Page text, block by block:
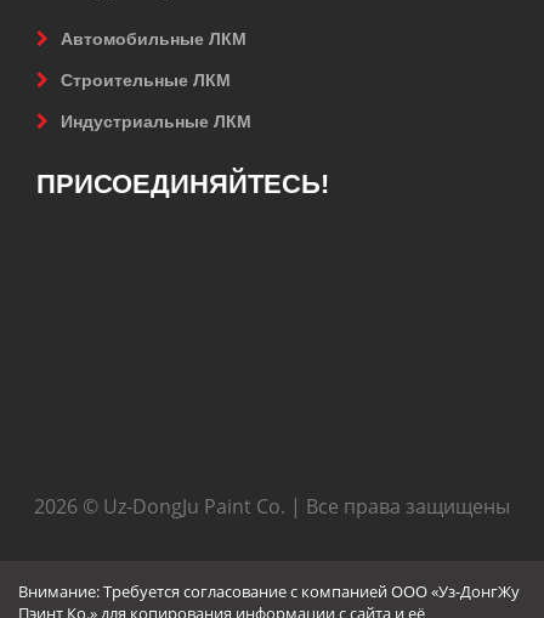
Автомобильные ЛКМ
Строительные ЛКМ
Индустриальные ЛКМ
ПРИСОЕДИНЯЙТЕСЬ!
2026 © Uz-DongJu Paint Co. | Все права защищены
Внимание: Требуется согласование с компанией ООО «Уз-ДонгЖу
Пэинт Ко.» для копирования информации с сайта и её